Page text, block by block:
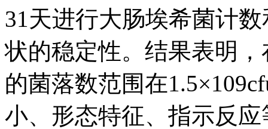
31天进行大肠埃希菌计
状的稳定性。结果表明
的菌落数范围在
小、形态特征、指示反